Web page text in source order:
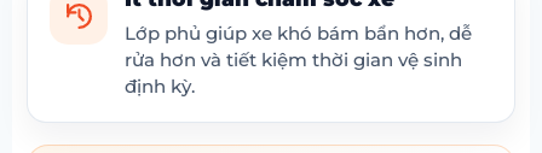
Lớp phủ giúp xe khó bám bẩn hơn, dễ
rửa hơn và tiết kiệm thời gian vệ sinh
định kỳ.